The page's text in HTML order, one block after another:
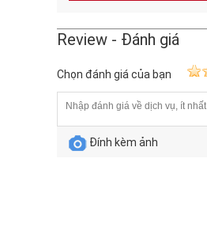
Review - Đánh giá
Chọn đánh giá của bạn
Đính kèm ảnh